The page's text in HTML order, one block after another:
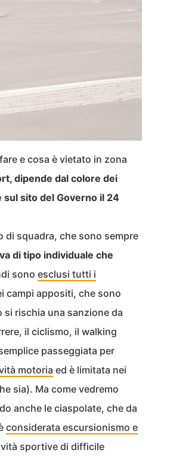
e cosa è vietato in zona
dipende dal colore dei
sul sito del Governo il 24
di squadra, che sono sempre
di tipo individuale che
sono esclusi tutti i
campi appositi, che sono
rischia una sanzione da
il ciclismo, il walking
passeggiata per
motoria ed è limitata nei
sia). Ma come vedremo
anche le ciaspolate, che da
considerata escursionismo e
sportive di difficile